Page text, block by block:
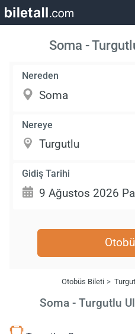
Soma -
Nereden
Nereye
Gidiş Tarihi
Otobüs Bileti
Soma - Turgutlu